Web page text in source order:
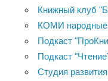
Книжный клуб
КОМИ народные
Подкаст
Подкаст
Студия